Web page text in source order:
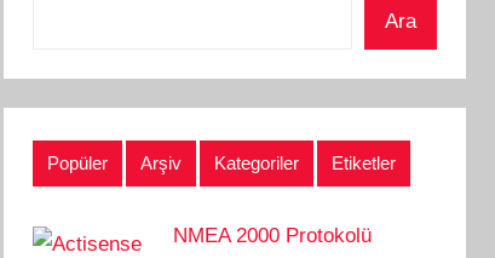
Ara
Popüler Arşiv Kategoriler Etiketler
NMEA 2000 Protokolü